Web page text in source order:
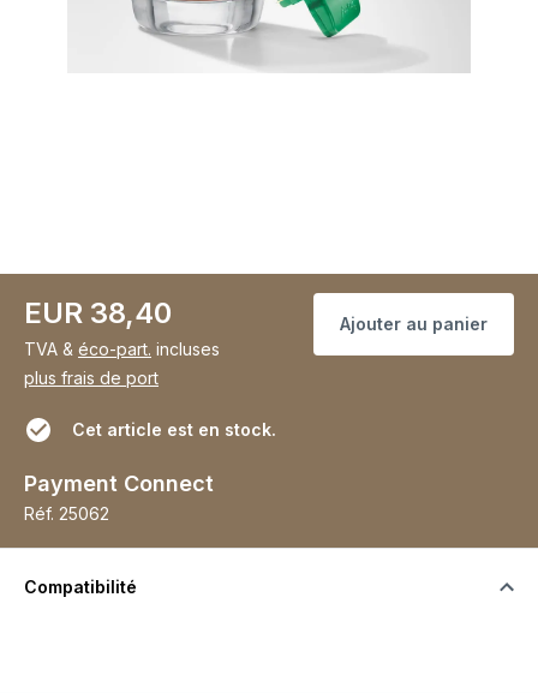
EUR 38,40
TVA & éco-part. incluses
plus frais de port
Ajouter au panier
Cet article est en stock.
Payment Connect
Réf. 25062
Compatibilité